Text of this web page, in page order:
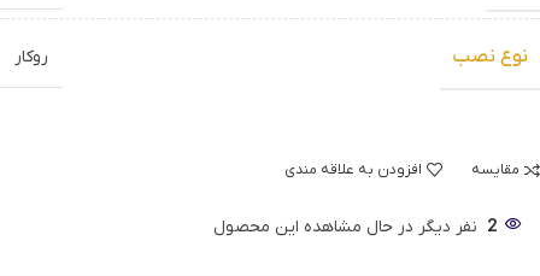
نوع نصب روکار
مقایسه افزودن به علاقه مندی
2 نفر دیگر در حال مشاهده این محصول